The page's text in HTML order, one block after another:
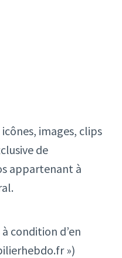
images, clips
de
appartenant à
condition d’en
»)